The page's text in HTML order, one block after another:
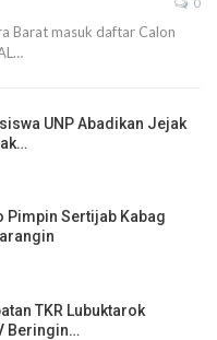
Barat masuk daftar Calon
UNP Abadikan Jejak
Pimpin Sertijab Kabag
TKR Lubuktarok
Beringin…